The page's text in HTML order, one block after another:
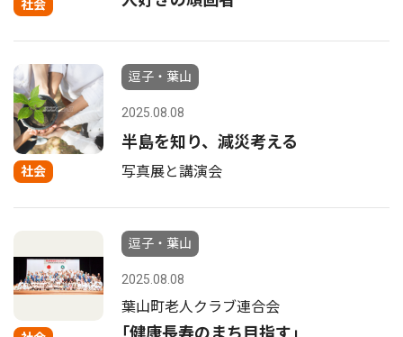
社会
社会
逗子・葉山
2025.08.08
半島を知り、減災考える
写真展と講演会
逗子・葉山
2025.08.08
葉山町老人クラブ連合会
｢健康長寿のまち目指す｣